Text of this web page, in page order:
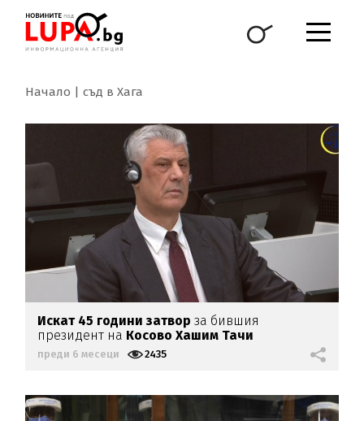
Начало съд в Хага
Искат 45 години затвор за бившия
президент на Косово Хашим Тачи
преди 6 месеци 2435